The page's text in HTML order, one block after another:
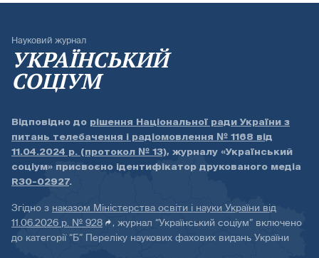
Науковий журнал
УКРАЇНСЬКИЙ
СОЦІУМ
Відповідно до рішення Національної ради України з
питань телебачення і радіомовлення № 1168 від
11.04.2024 р. (протокол № 13), журналу «Український
соціум» присвоєно ідентифікатор друкованого медіа
R30-02927.
Згідно з наказом Міністерства освіти і науки України від
11.06.2026 р. № 928
, журнал “Український соціум” включено
до категорії “Б” Переліку наукових фахових видань України